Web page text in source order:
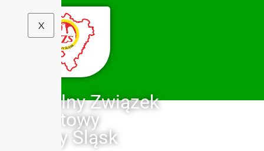
Szkolny Związek
Sportowy
Dolny Śląsk
X